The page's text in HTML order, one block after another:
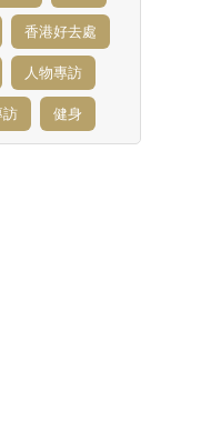
香港好去處
人物專訪
訪 健身